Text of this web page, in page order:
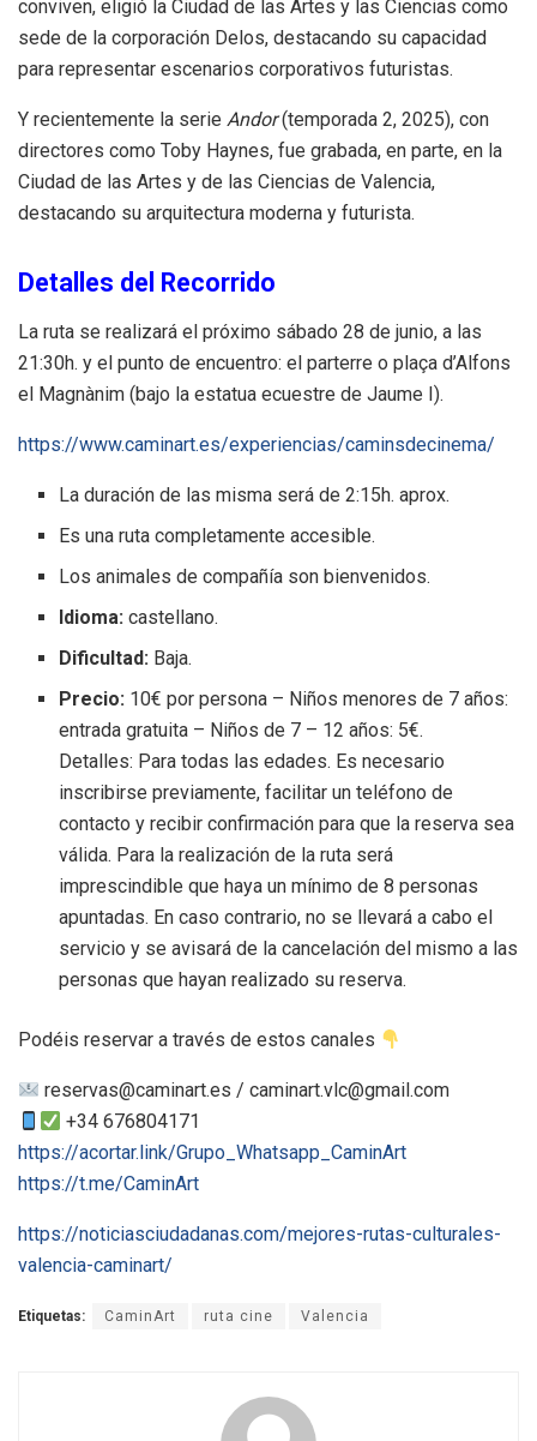
conviven, eligió la Ciudad de las Artes y las Ciencias como
sede de la corporación Delos, destacando su capacidad
para representar escenarios corporativos futuristas.
Y recientemente la serie Andor(temporada 2, 2025), con
directores como Toby Haynes, fue grabada, en parte, en la
Ciudad de las Artes y de las Ciencias de Valencia,
destacando su arquitectura moderna y futurista.
Detalles del Recorrido
La ruta se realizará el próximo sábado 28 de junio, a las
21:30h. y el punto de encuentro: el parterre o plaça d’Alfons
el Magnànim (bajo la estatua ecuestre de Jaume I).
https://www.caminart.es/experiencias/caminsdecinema/
La duración de las misma será de 2:15h. aprox.
Es una ruta completamente accesible.
Los animales de compañía son bienvenidos.
Idioma: castellano.
Dificultad: Baja.
Precio: 10€ por persona – Niños menores de 7 años:
entrada gratuita – Niños de 7 – 12 años: 5€.
Detalles: Para todas las edades. Es necesario
inscribirse previamente, facilitar un teléfono de
contacto y recibir confirmación para que la reserva sea
válida. Para la realización de la ruta será
imprescindible que haya un mínimo de 8 personas
apuntadas. En caso contrario, no se llevará a cabo el
servicio y se avisará de la cancelación del mismo a las
personas que hayan realizado su reserva.
Podéis reservar a través de estos canales
reservas@caminart.es / caminart.vlc@gmail.com
+34 676804171
https://acortar.link/Grupo_Whatsapp_CaminArt
https://t.me/CaminArt
https://noticiasciudadanas.com/mejores-rutas-culturales-
valencia-caminart/
Etiquetas: CaminArt ruta cine Valencia